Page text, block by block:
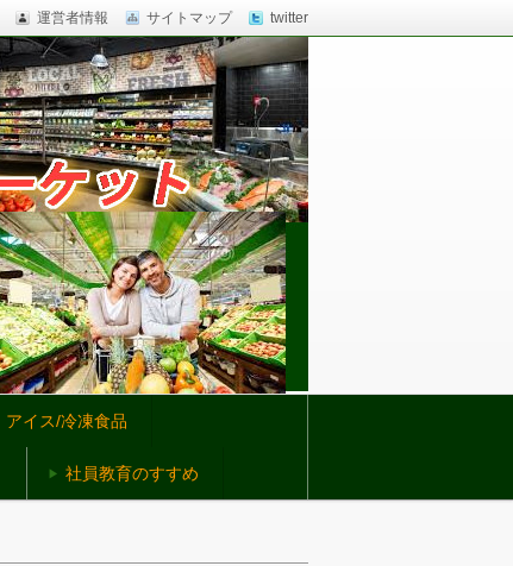
運営者情報 サイトマップ twitter
アイス/冷凍食品
社員教育のすすめ